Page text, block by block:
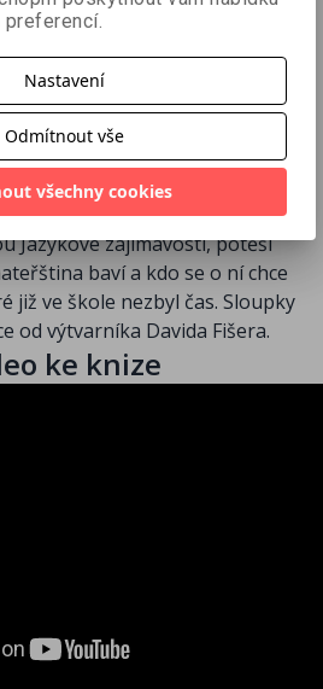
nebo „darmotlach“ se
s „pistolí“ procestujete
zaveze až do starověkého
znamená „nechat někoho
v jiných jazycích říká třeba
ocásek“ nebo jak
některé slovníky.
inspirované oblíbenou
Jazykové zajímavosti, potěší
baví a kdo se o ní chce
již ve škole nezbyl čas. Sloupky
od výtvarníka Davida Fišera.
ke knize
preferencí.
Nastavení
Odmítnout vše
všechny cookies